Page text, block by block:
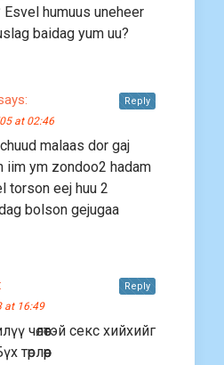
Esvel humuus uneheer
baidag yum uu?
at 02:46
malaas dor gaj
iim ym zondoo2 hadam
torson eej huu 2
bolson gejugaa
Reply
at 16:49
чөлөөтэй секс хийхийг
төрлөөр
Reply